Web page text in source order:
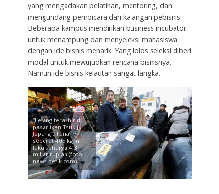
yang mengadakan pelatihan, mentoring, dan
mengundang pembicara dari kalangan pebisnis.
Beberapa kampus mendirikan business incubator
untuk menampung dan menyeleksi mahasiswa
dengan ide bisnis menarik. Yang lolos seleksi diberi
modal untuk mewujudkan rencana bisnisnya.
Namun ide bisnis kelautan sangat langka.
“Lelang terakhir di
pasar ikan Tsukiji,
Jepang”. Tuna
seberat 405 kg ini
laku seharga 4,3
miliar rupiah (foto:
news.detik.com)